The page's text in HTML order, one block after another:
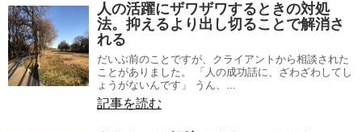
人の活躍にザワザワするときの対処
法。抑えるより出し切ることで解消さ
れる
だいぶ前のことですが、クライアントから相談された
ことがありました。 「人の成功話に、ざわざわしてし
ょうがないんです」 うん、...
記事を読む